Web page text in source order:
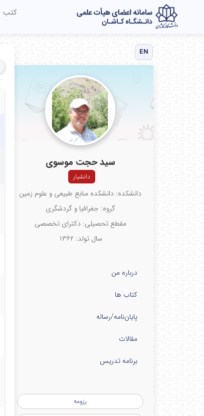
کتب
EN
سید حجت موسوی
دانشیار
دانشکده: دانشکده منابع طبیعی و علوم زمین
گروه: جغرافیا و گردشگری
مقطع تحصیلی: دکترای تخصصی
سال تولد: ۱۳۶۲
درباره من
کتاب ها
پایان‌نامه‌/رساله
مقالات
برنامه تدریس
رزومه